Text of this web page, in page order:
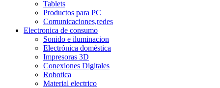
Tablets
Productos para PC
Comunicaciones,redes
Electronica de consumo
Sonido e iluminacion
Electrónica doméstica
Impresoras 3D
Conexiones Digitales
Robotica
Material electrico